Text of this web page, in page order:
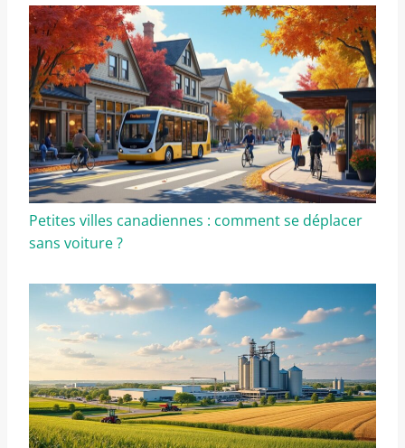
Petites villes canadiennes : comment se déplacer
sans voiture ?